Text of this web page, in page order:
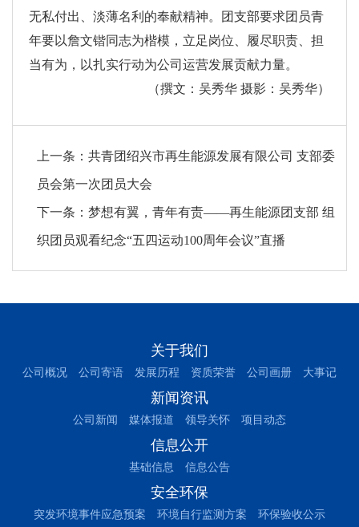
无私付出、淡薄名利的奉献精神。团支部要求团员青
年要以詹文锴同志为楷模，立足岗位、履尽职责、担
当有为，以扎实行动为公司运营发展贡献力量。
（撰文：吴秀华 摄影：吴秀华）
上一条： 共青团绍兴市再生能源发展有限公司 支部委
员会第一次团员大会
下一条： 梦想有翼，青年有责——再生能源团支部 组
织团员观看纪念“五四运动100周年会议”直播
关于我们
公司概况 公司寄语 发展历程 资质荣誉 公司画册 大事记
新闻资讯
公司新闻 媒体报道 领导关怀 项目动态
信息公开
基础信息 信息公告
安全环保
突发环境事件应急预案 环境自行监测方案
环保验收公示